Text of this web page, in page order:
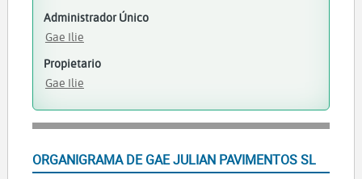
Administrador Único
Gae Ilie
Propietario
Gae Ilie
ORGANIGRAMA DE GAE JULIAN PAVIMENTOS SL